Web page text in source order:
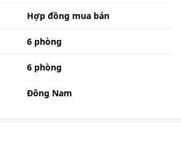
Hợp đồng mua bán
6 phòng
6 phòng
Đông Nam